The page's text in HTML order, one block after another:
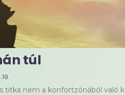
túl
titka nem a konfortzónából való